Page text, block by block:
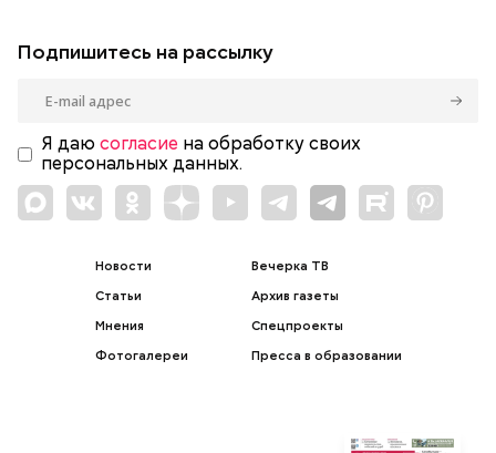
Подпишитесь на рассылку
Я даю согласие на обработку своих
персональных данных.
Новости
Статьи
Мнения
Фотогалереи
Вечерка ТВ
Архив газеты
Спецпроекты
Пресса в образовании